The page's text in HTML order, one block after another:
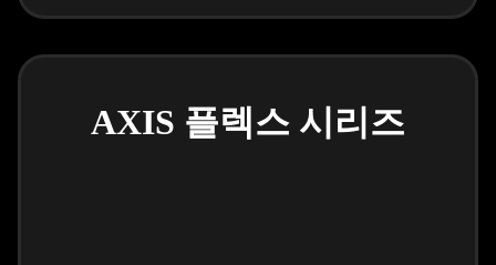
AXIS 플렉스 시리즈